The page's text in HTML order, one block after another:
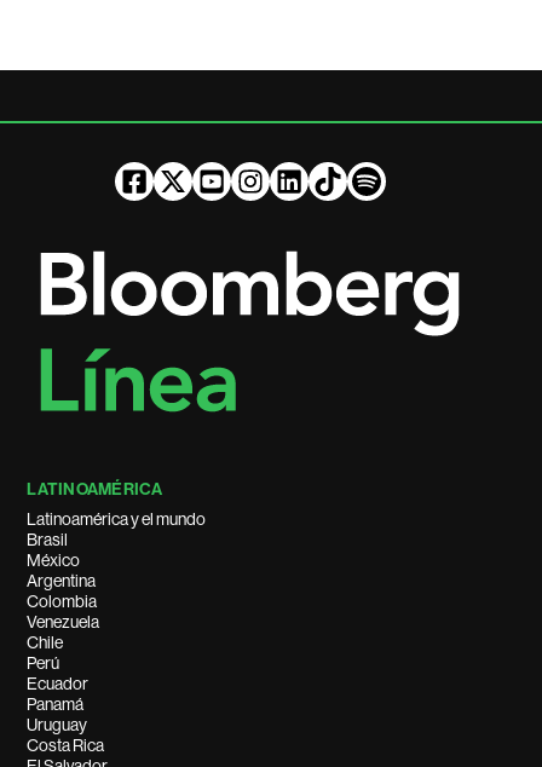
LATINOAMÉRICA
Latinoamérica y el mundo
Brasil
México
Argentina
Colombia
Venezuela
Chile
Perú
Ecuador
Panamá
Uruguay
Costa Rica